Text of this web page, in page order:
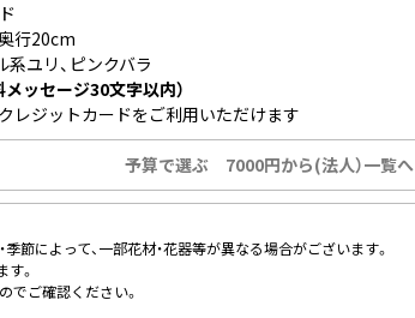
行20cm
ユリ、ピンクバラ
ッセージ30文字以内）
レジットカードをご利用いただけます
予算で選ぶ 7000円から(法人）一覧へ
節によって、一部花材・花器等が異なる場合がございます。
。
でご確認ください。